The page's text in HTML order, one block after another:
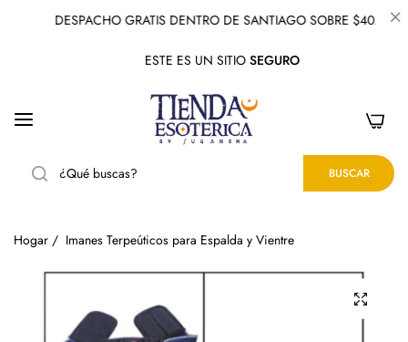
DESPACHO GRATIS DENTRO DE SANTIAGO SOBRE $40.000
ESTE ES UN SITIO SEGURO
BUSCAR
Hogar / Imanes Terpeúticos para Espalda y Vientre